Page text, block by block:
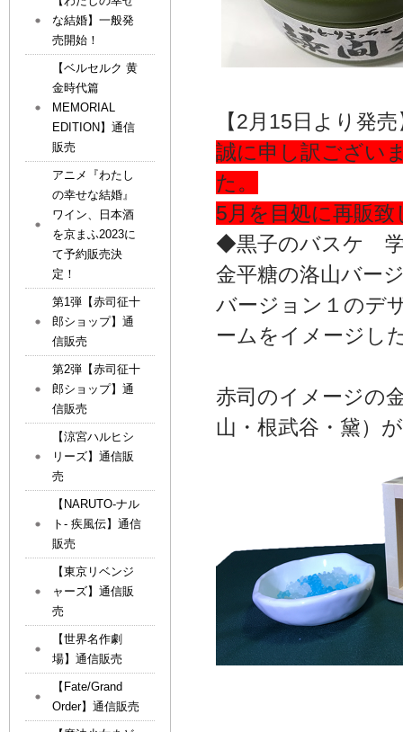
【2月15日より発売
誠に申し訳ござい
た。
5月を目処に再販
◆黒子のバスケ 学
金平糖の洛山バー
バージョン１のデ
ームをイメージし
赤司のイメージの
山・根武谷・黛）
な結婚】一般発
売開始！
【ベルセルク 黄
金時代篇
MEMORIAL
EDITION】通信
販売
アニメ『わたし
の幸せな結婚』
ワイン、日本酒
を京まふ2023に
て予約販売決
定！
第1弾【赤司征十
郎ショップ】通
信販売
第2弾【赤司征十
郎ショップ】通
信販売
【涼宮ハルヒシ
リーズ】通信販
売
【NARUTO-ナル
ト- 疾風伝】通信
販売
【東京リベンジ
ャーズ】通信販
売
【世界名作劇
場】通信販売
【Fate/Grand
Order】通信販売